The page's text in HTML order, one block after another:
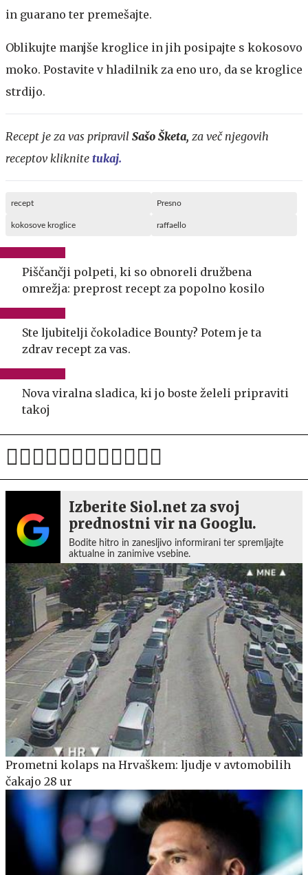
in guarano ter premešajte.
Oblikujte manjše kroglice in jih posipajte s kokosovo
moko. Postavite v hladilnik za eno uro, da se kroglice
strdijo.
Recept je za vas pripravil Sašo Šketa, za več njegovih
receptov kliknite tukaj.
recept Presno
kokosove kroglice raffaello
Piščančji polpeti, ki so obnoreli družbena
omrežja: preprost recept za popolno kosilo
Ste ljubitelji čokoladice Bounty? Potem je ta
zdrav recept za vas.
Nova viralna sladica, ki jo boste želeli pripraviti
takoj
Izberite Siol.net za svoj
prednostni vir na Googlu.
Bodite hitro in zanesljivo informirani ter spremljajte
aktualne in zanimive vsebine.
Prometni kolaps na Hrvaškem: ljudje v avtomobilih
čakajo 28 ur